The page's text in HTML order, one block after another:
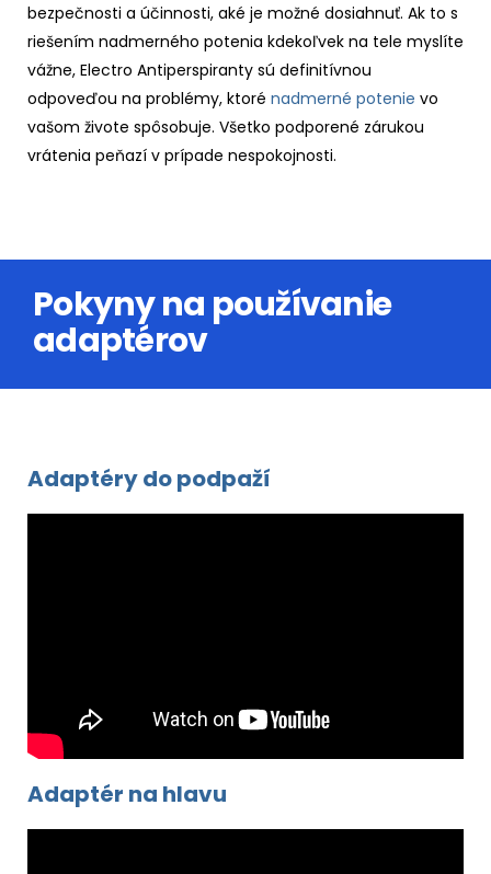
bezpečnosti a účinnosti, aké je možné dosiahnuť. Ak to s
riešením nadmerného potenia kdekoľvek na tele myslíte
vážne, Electro Antiperspiranty sú definitívnou
odpoveďou na problémy, ktoré nadmerné potenie vo
vašom živote spôsobuje. Všetko podporené zárukou
vrátenia peňazí v prípade nespokojnosti.
Pokyny na používanie
adaptérov
Adaptéry do podpaží
Adaptér na hlavu